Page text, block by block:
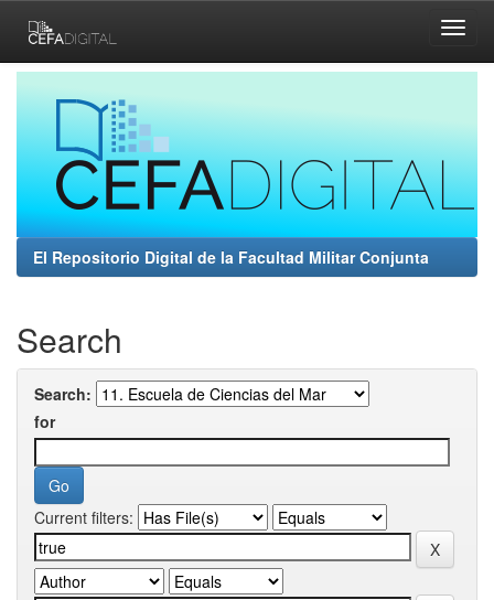
navigation
El Repositorio Digital de la Facultad Militar Conjunta
Search
Search:
for
Current filters: